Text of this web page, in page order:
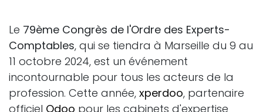
Le 79ème Congrès de l'Ordre des Experts-
Comptables, qui se tiendra à Marseille du 9 au
11 octobre 2024, est un événement
incontournable pour tous les acteurs de la
profession. Cette année, xperdoo, partenaire
officiel Odoo pour les cabinets d'expertise